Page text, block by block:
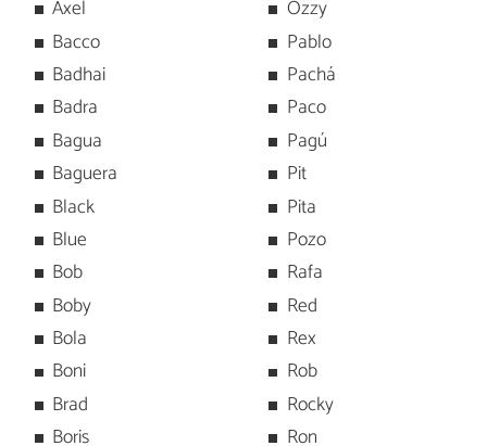
Axel
Bacco
Badhai
Badra
Bagua
Baguera
Black
Blue
Bob
Boby
Bola
Boni
Brad
Boris
Ozzy
Pablo
Pachá
Paco
Pagú
Pit
Pita
Pozo
Rafa
Red
Rex
Rob
Rocky
Ron